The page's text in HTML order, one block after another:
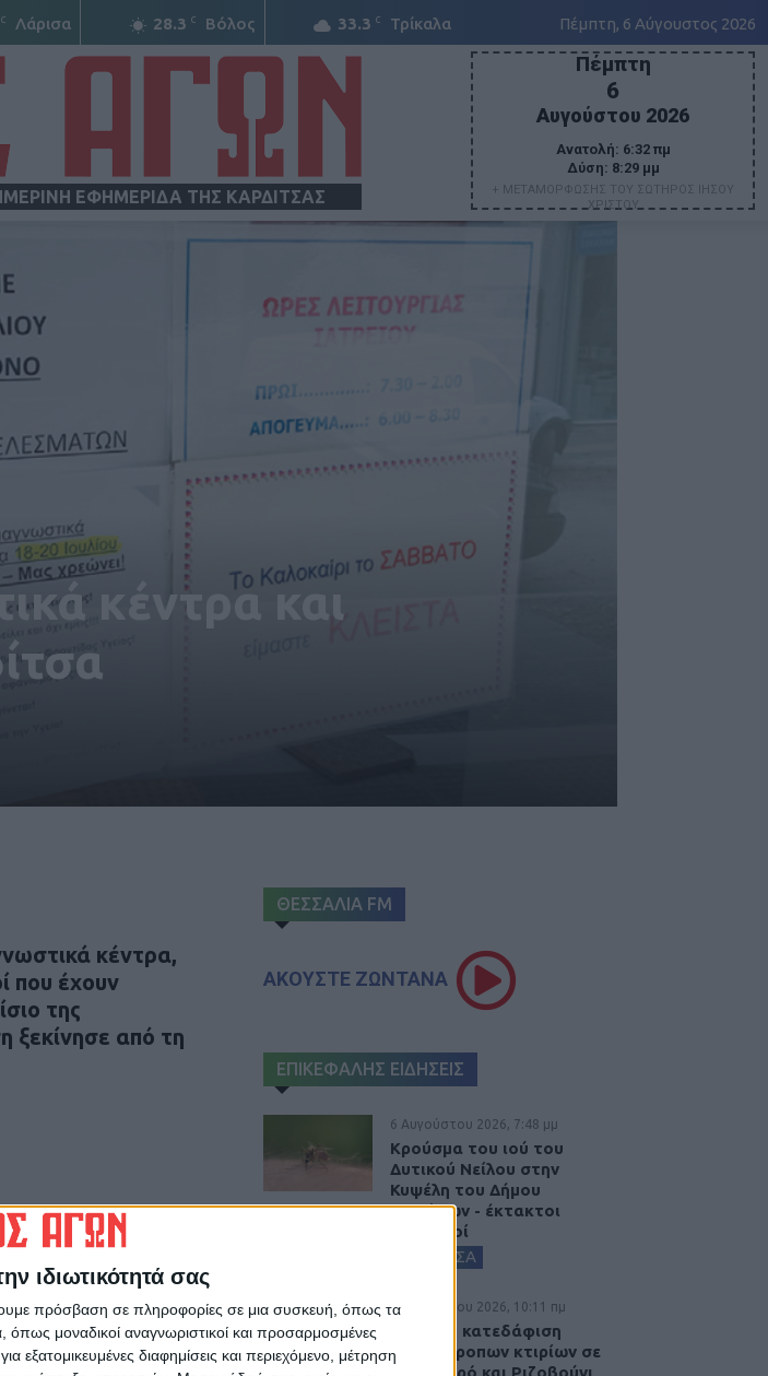
ιδιωτικότητά σας
πρόσβαση σε πληροφορίες σε μια συσκευή, όπως τα
μοναδικοί αναγνωριστικοί και προσαρμοσμένες
διαφημίσεις και περιεχόμενο, μέτρηση
C Λάρισα 28.3 C Βόλος 33.3 C Τρίκαλα Πέμπτη, 6 Αύγουστος 2026
ΕΦΗΜΕΡΙΔΑ ΤΗΣ ΚΑΡΔΙΤΣΑΣ
Πέμπτη
6
Αυγούστου 2026
Ανατολή: 6:32 πμ
Δύση: 8:29 μμ
+ ΜΕΤΑΜΟΡΦΩΣΗΣ ΤΟΥ ΣΩΤΗΡΟΣ ΙΗΣΟΥ
ΧΡΙΣΤΟΥ
κέντρα και
κέντρα,
που έχουν
της
ξεκίνησε από τη
News!
της Θεσσαλίας
ΘΕΣΣΑΛΙΑ FM
ΑΚΟΥΣΤΕ ΖΩΝΤΑΝΑ
ΕΠΙΚΕΦΑΛΗΣ ΕΙΔΗΣΕΙΣ
6 Αυγούστου 2026, 7:48 μμ
Κρούσμα του ιού του
Δυτικού Νείλου στην
Κυψέλη του Δήμου
Σοφάδων - έκτακτοι
ψεκασμοί
ΚΑΡΔΙΤΣΑ
6 Αυγούστου 2026, 10:11 πμ
Ξεκινά η κατεδάφιση
ετοιμόρροπων κτιρίων σε